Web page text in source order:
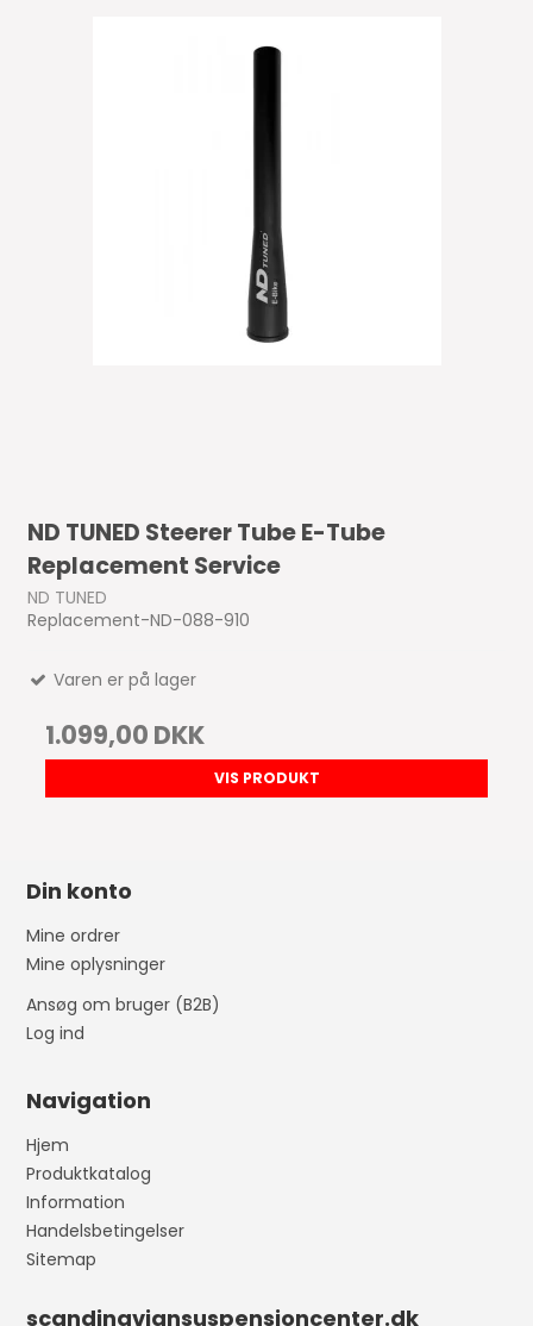
ND TUNED Steerer Tube E-Tube
Replacement Service
ND TUNED
Replacement-ND-088-910
Varen er på lager
1.099,00 DKK
VIS PRODUKT
Din konto
Mine ordrer
Mine oplysninger
Ansøg om bruger (B2B)
Log ind
Navigation
Hjem
Produktkatalog
Information
Handelsbetingelser
Sitemap
scandinaviansuspensioncenter.dk